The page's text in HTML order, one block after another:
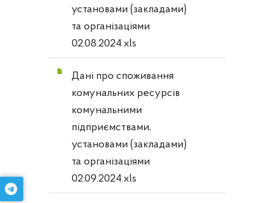
установами (закладами)
та організаціями
02.08.2024.xls
Дані про споживання
комунальних ресурсів
комунальними
підприємствами,
установами (закладами)
та організаціями
02.09.2024.xls